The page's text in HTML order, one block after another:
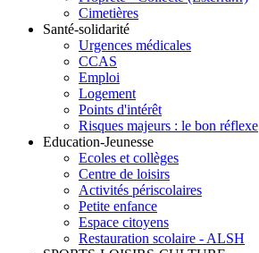
Cimetières
Santé-solidarité
Urgences médicales
CCAS
Emploi
Logement
Points d'intérêt
Risques majeurs : le bon réflexe
Education-Jeunesse
Ecoles et collèges
Centre de loisirs
Activités périscolaires
Petite enfance
Espace citoyens
Restauration scolaire - ALSH